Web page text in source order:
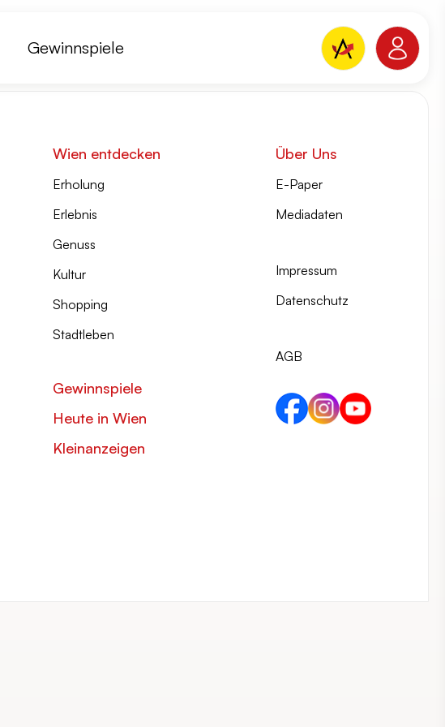
Gewinnspiele
Wien entdecken
Erholung
Erlebnis
Genuss
Kultur
Shopping
Stadtleben
Gewinnspiele
Heute in Wien
Kleinanzeigen
Über Uns
E-Paper
Mediadaten
Impressum
Datenschutz
AGB